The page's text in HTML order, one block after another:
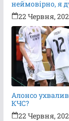
неймовірно, я
22 Червня,
Алонсо
КЧС?
22 Червня,